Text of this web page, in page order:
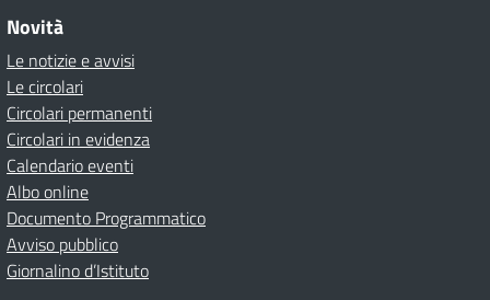
Novità
Le notizie e avvisi
Le circolari
Circolari permanenti
Circolari in evidenza
Calendario eventi
Albo online
Documento Programmatico
Avviso pubblico
Giornalino d’Istituto